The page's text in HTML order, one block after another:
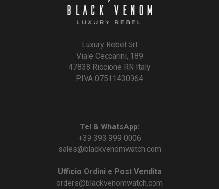
Luxury Rebel Srl
Viale Ceccarini, 189
47838 Riccione RN Italy
P.IVA 07511430964
Tel & WhatsApp:
+39 393 999 0006
sales@blackvenomwatch.com
Ufficio Ordini e Post Vendita
orders@blackvenomwatch.com